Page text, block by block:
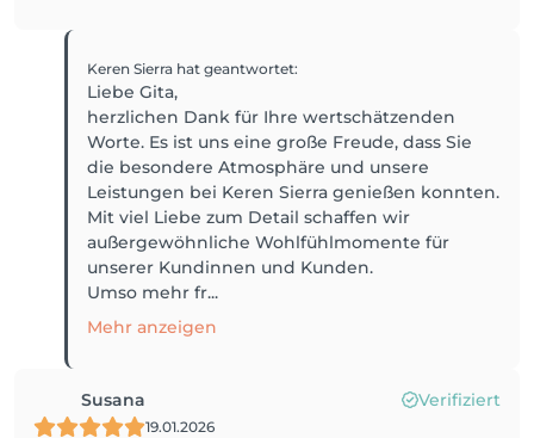
Keren Sierra hat geantwortet:
Liebe Gita,
herzlichen Dank für Ihre wertschätzenden
Worte. Es ist uns eine große Freude, dass Sie
die besondere Atmosphäre und unsere
Leistungen bei Keren Sierra genießen konnten.
Mit viel Liebe zum Detail schaffen wir
außergewöhnliche Wohlfühlmomente für
unserer Kundinnen und Kunden.
Umso mehr fr...
Mehr anzeigen
Susana Verifiziert
19.01.2026